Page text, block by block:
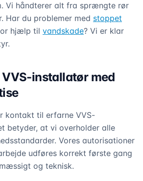
Vi håndterer alt fra sprængte rør
Har du problemer med stoppet
hjælp til vandskade? Vi er klar
installatør med
kontakt til erfarne VVS-
betyder, at vi overholder alle
Vores autorisationer
udføres korrekt første gang
og teknisk.